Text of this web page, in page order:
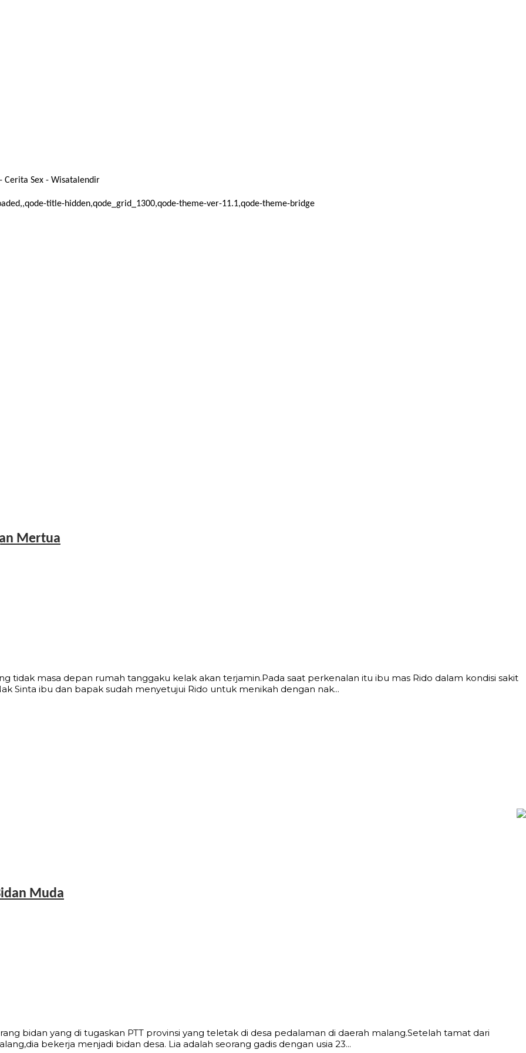
Cerita Sex - Wisatalendir
title-hidden,qode_grid_1300,qode-theme-ver-11.1,qode-theme-bridge
Mertua
tidak masa depan rumah tanggaku kelak akan terjamin.Pada saat perkenalan itu ibu mas Rido dalam kondisi sakit
Sinta ibu dan bapak sudah menyetujui Rido untuk menikah dengan nak...
Muda
bidan yang di tugaskan PTT provinsi yang teletak di desa pedalaman di daerah malang.Setelah tamat dari
bekerja menjadi bidan desa. Lia adalah seorang gadis dengan usia 23...